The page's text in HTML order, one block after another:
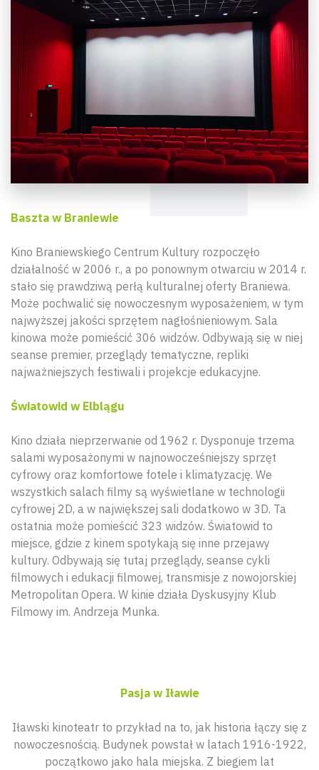
Baszta w Braniewie
Kino Braniewskiego Centrum Kultury rozpoczęło
działalność w 2006 r., a po ponownym otwarciu w 2014 r.
stało się prawdziwą perłą kulturalnej oferty Braniewa.
Może pochwalić się nowoczesnym wyposażeniem, w tym
najwyższej jakości sprzętem nagłośnieniowym. Sala
kinowa może pomieścić 306 widzów. Odbywają się w niej
seanse premier, przeglądy tematyczne, repliki
najważniejszych festiwali i projekcje edukacyjne.
Światowid w Elblągu
Kino działa nieprzerwanie od 1962 r. Dysponuje trzema
salami wyposażonymi w najnowocześniejszy sprzęt
cyfrowy oraz komfortowe fotele i klimatyzację. We
wszystkich salach filmy są wyświetlane w technologii
cyfrowej 2D, a w największej sali dodatkowo w 3D. Ta
ostatnia może pomieścić 323 widzów. Światowid to
miejsce, gdzie z kinem spotykają się inne przejawy
kultury. Odbywają się tutaj przeglądy, seanse cykli
filmowych i edukacji filmowej, transmisje z nowojorskiej
Metropolitan Opera. W kinie działa Dyskusyjny Klub
Filmowy im. Andrzeja Munka.
Pasja w Iławie
Iławski kinoteatr to przykład na to, jak historia łączy się z
nowoczesnością. Budynek powstał w latach 1916-1922,
początkowo jako hala miejska. Z biegiem lat